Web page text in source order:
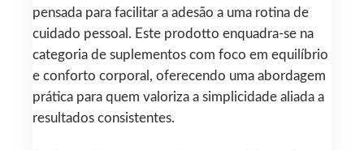
pensada para facilitar a adesão a uma rotina de
cuidado pessoal. Este prodotto enquadra-se na
categoria de suplementos com foco em equilíbrio
e conforto corporal, oferecendo uma abordagem
prática para quem valoriza a simplicidade aliada a
resultados consistentes.